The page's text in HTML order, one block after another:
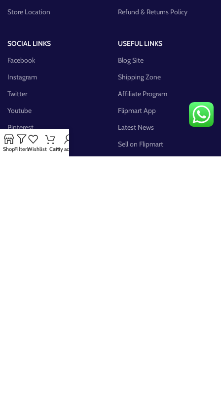
Store Location
Refund & Returns Policy
SOCIAL LINKS
Facebook
Instagram
Twitter
Youtube
Pinterest
FB Group
USEFUL LINKS
Blog Site
Shipping Zone
Affiliate Program
Flipmart App
Latest News
Sell on Flipmart
ShopFiltersWishlist CartMy account